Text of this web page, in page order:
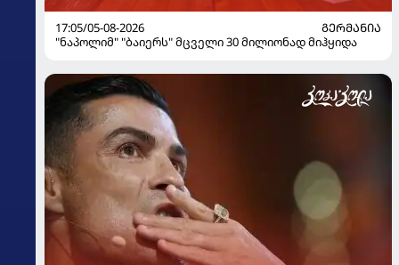
17:05/05-08-2026
ᲒᲔᲠᲛᲐᲜᲘᲐ
"ნაპოლიმ" "ბაიერს" მცველი 30 მილიონად მიჰყიდა